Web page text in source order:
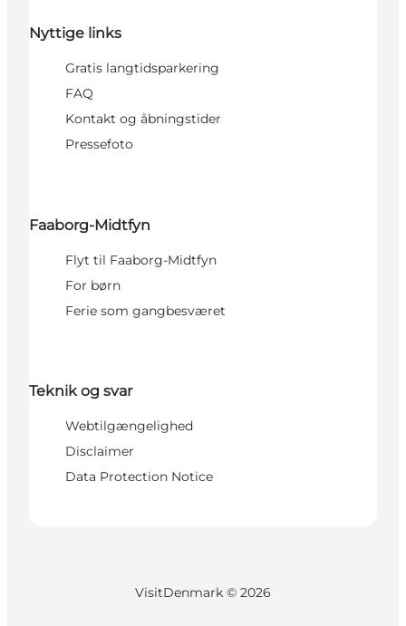
Nyttige links
Gratis langtidsparkering
FAQ
Kontakt og åbningstider
Pressefoto
Faaborg-Midtfyn
Flyt til Faaborg-Midtfyn
For børn
Ferie som gangbesværet
Teknik og svar
Webtilgængelighed
Disclaimer
Data Protection Notice
VisitDenmark © 2026